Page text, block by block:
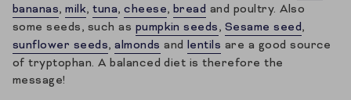
bananas,milk,tuna,cheese, bread and poultry. Also
some seeds, such as pumpkin seeds, Sesame seed,
sunflower seeds,almonds and lentils are a good source
of tryptophan. A balanced diet is therefore the
message!